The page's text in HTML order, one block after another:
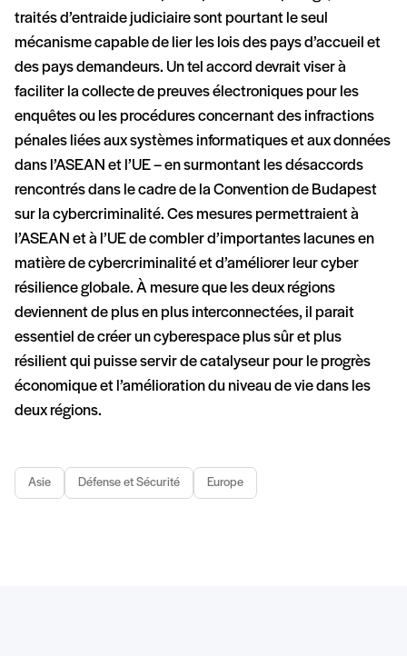
traités d’entraide judiciaire sont pourtant le seul
mécanisme capable de lier les lois des pays d’accueil et
des pays demandeurs. Un tel accord devrait viser à
faciliter la collecte de preuves électroniques pour les
enquêtes ou les procédures concernant des infractions
pénales liées aux systèmes informatiques et aux données
dans l’ASEAN et l’UE – en surmontant les désaccords
rencontrés dans le cadre de la Convention de Budapest
sur la cybercriminalité. Ces mesures permettraient à
l’ASEAN et à l’UE de combler d’importantes lacunes en
matière de cybercriminalité et d’améliorer leur cyber
résilience globale. À mesure que les deux régions
deviennent de plus en plus interconnectées, il parait
essentiel de créer un cyberespace plus sûr et plus
résilient qui puisse servir de catalyseur pour le progrès
économique et l’amélioration du niveau de vie dans les
deux régions.
Asie Défense et Sécurité Europe